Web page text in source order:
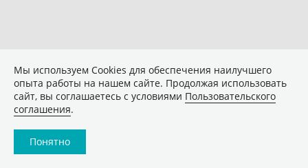
Мы используем Сookies для обеспечения наилучшего
опыта работы на нашем сайте. Продолжая использовать
сайт, вы соглашаетесь с условиями Пользовательского
соглашения.
Понятно